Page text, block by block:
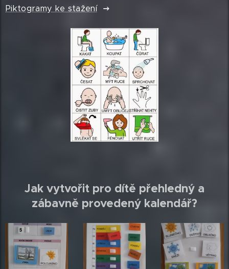
Piktogramy ke stažení
Jak vytvořit pro dítě přehledný a
zábavně provedený kalendář?